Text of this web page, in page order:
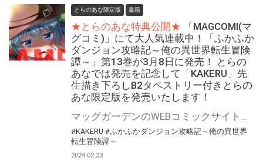
とらのあな限定版 書籍
★とらのあな特典公開★
「MAGCOMI(マ
グコミ)」にて大人気連載中！「ふかふか
ダンジョン攻略記～俺の異世界転生冒険
譚～」第13巻が3月8日に発売！ とらの
あなでは発売を記念して「KAKERU」先
生描き下ろしB2タペストリー付きとらの
あな限定版を発売いたします！
#KAKERU #ふかふかダンジョン攻略記～俺の異世界
転生冒険譚～
2024.02.23